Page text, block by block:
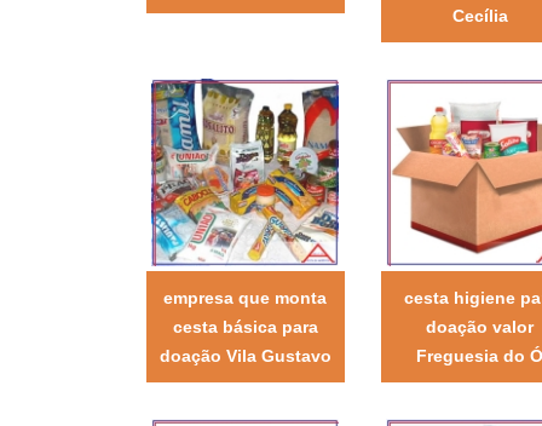
Cecília
empresa que monta
cesta básica para
doação Vila Gustavo
cesta higiene
doação valor
Freguesia do Ó